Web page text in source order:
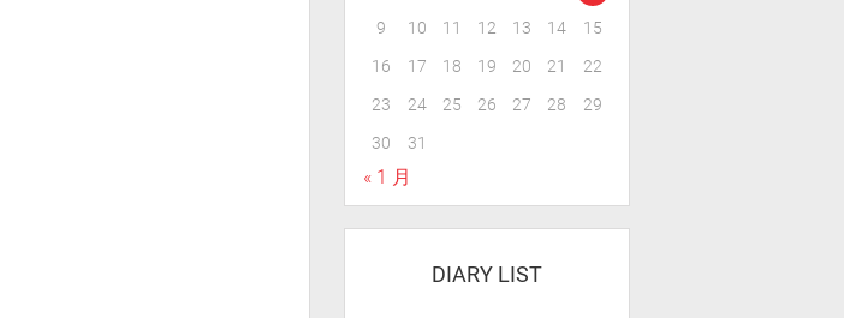
9
10 11 12 13 14
15
16
17 18 19 20 21
22
23
24 25 26 27 28
29
30
31
« 1 月
DIARY LIST